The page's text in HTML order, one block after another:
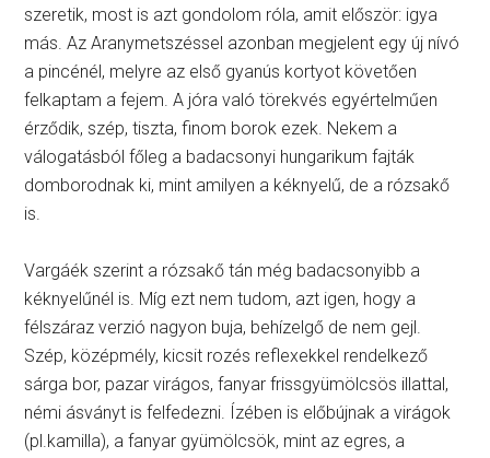
szeretik, most is azt gondolom róla, amit először: igya
más. Az Aranymetszéssel azonban megjelent egy új nívó
a pincénél, melyre az első gyanús kortyot követően
felkaptam a fejem. A jóra való törekvés egyértelműen
érződik, szép, tiszta, finom borok ezek. Nekem a
válogatásból főleg a badacsonyi hungarikum fajták
domborodnak ki, mint amilyen a kéknyelű, de a rózsakő
is.
Vargáék szerint a rózsakő tán még badacsonyibb a
kéknyelűnél is. Míg ezt nem tudom, azt igen, hogy a
félszáraz verzió nagyon buja, behízelgő de nem gejl.
Szép, középmély, kicsit rozés reflexekkel rendelkező
sárga bor, pazar virágos, fanyar frissgyümölcsös illattal,
némi ásványt is felfedezni. Ízében is előbújnak a virágok
(pl.kamilla), a fanyar gyümölcsök, mint az egres, a